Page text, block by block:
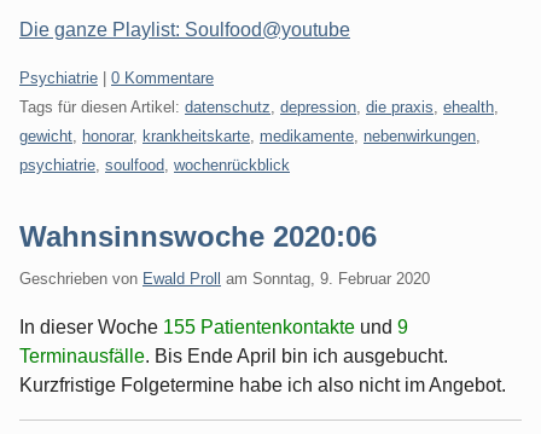
Die ganze Playlist: Soulfood@youtube
Kategorien:
Psychiatrie
0 Kommentare
Tags für diesen Artikel: datenschutz depression die praxis ehealth
gewicht
honorar, krankheitskarte medikamente nebenwirkungen
psychiatrie soulfood wochenrückblick
Wahnsinnswoche 2020:06
Geschrieben von Ewald Proll am Sonntag, 9. Februar 2020
In dieser Woche 155 Patientenkontakte und 9
Terminausfälle. Bis Ende April bin ich ausgebucht.
Kurzfristige Folgetermine habe ich also nicht im Angebot.